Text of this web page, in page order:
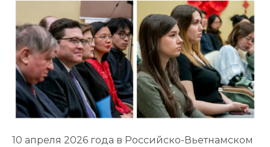
10 апреля 2026 года в Российско-Вьетнамском